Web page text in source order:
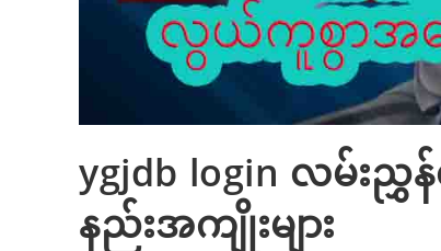
ygjdb login လမ်း
နည်းအကျိုးများ